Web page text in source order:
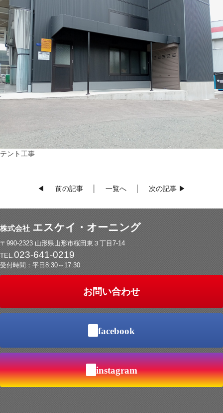
テント工事
◀ 前の記事 一覧へ 次の記事 ▶
株式会社エスケイ・オーニング
〒990-2323 山形県山形市桜田東３丁目7-14
TEL. 023-641-0219
受付時間：平日8:30～17:30
お問い合わせ
facebook
instagram